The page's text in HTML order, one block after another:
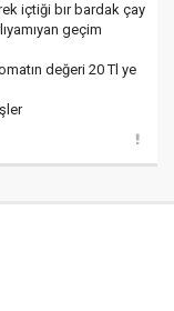
içtiği bır bardak çay
geçim
değeri 20 Tl ye